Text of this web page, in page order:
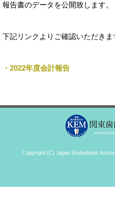
報告書のデータを公開致します。
下記リンクよりご確認いただきま
・2022年度会計報告
Copyright (C) Japan Endodontic